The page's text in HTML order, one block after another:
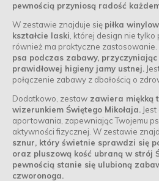
pewnością przyniosą radość
W zestawie znajduje się piłka
kształcie laski , której design nie
również ma praktyczne zastosowanie.
psa podczas zabawy,
prawidłowej higieny jamy ustnej.
połączenie zabawy z dbałością o
Dodatkowo, zestaw zawiera miękką
wizerunkiem Świętego Mikołaja.
aportowania, zapewniając Twojemu
aktywności fizycznej. W zestawie
sznur, który świetnie sprawdzi się
oraz pluszową kość ubraną w strój
pewnością stanie się ulubioną
czworonoga.